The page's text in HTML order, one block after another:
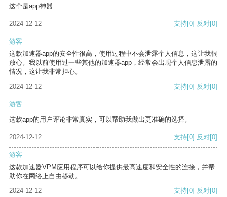
这个是app神器
2024-12-12 支持[0] 反对[0]
游客
这款加速器app的安全性很高，使用过程中不会泄露个人信息，这让我很
放心。我以前使用过一些其他的加速器app，经常会出现个人信息泄露的
情况，这让我非常担心。
2024-12-12
支持[0] 反对[0]
游客
这款app的用户评论非常真实，可以帮助我做出更准确的选择。
2024-12-12 支持[0] 反对[0]
游客
这款加速器VPM应用程序可以给你提供最高速度和安全性的连接，并帮
助你在网络上自由移动。
2024-12-12
支持[0] 反对[0]